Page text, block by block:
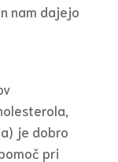
nam dajejo
je dobro
pri